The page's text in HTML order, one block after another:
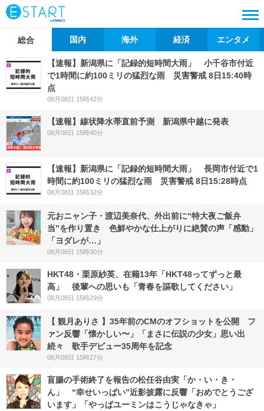
総合 国内 海外 経済 エンタメ
【速報】新潟県に「記録的短時間大雨」 小千谷市付近
で1時間に約100ミリの猛烈な雨 災害警戒 8日15:40時
点
08月08日 15時42分
【速報】線状降水帯直前予測 新潟県中越に発表
08月08日 15時40分
【速報】新潟県に「記録的短時間大雨」 長岡市付近で1
時間に約100ミリの猛烈な雨 災害警戒 8日15:28時点
08月08日 15時32分
元おニャン子・渡辺美奈代、外出前に“特大夜ご飯弁
当”を作り置き 色鮮やかな仕上がりに絶賛の声「感動」
「ヨダレが…」
08月08日 15時30分
HKT48・栗原紗英、在籍13年「HKT48ってずっと最
高」 後輩への思いも「青春を謳歌してください」
08月08日 15時29分
【 観月ありさ 】35年前のCMのオフショットを公開 フ
ァン反響「懐かしい〜」「まさに伝説の少女」思い出
続々 歌手デビュー35周年を記念
08月08日 15時27分
盲腸の手術終了を報告の松任谷由実「か・い・き・
ん」 “幸せいっぱい”近影披露に反響「おめでとうござ
います」「やっぱユーミンはこうじゃなきゃ」